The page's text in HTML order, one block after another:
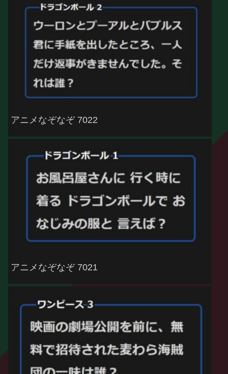
アニメなぞなぞ 7022
アニメなぞなぞ 7021